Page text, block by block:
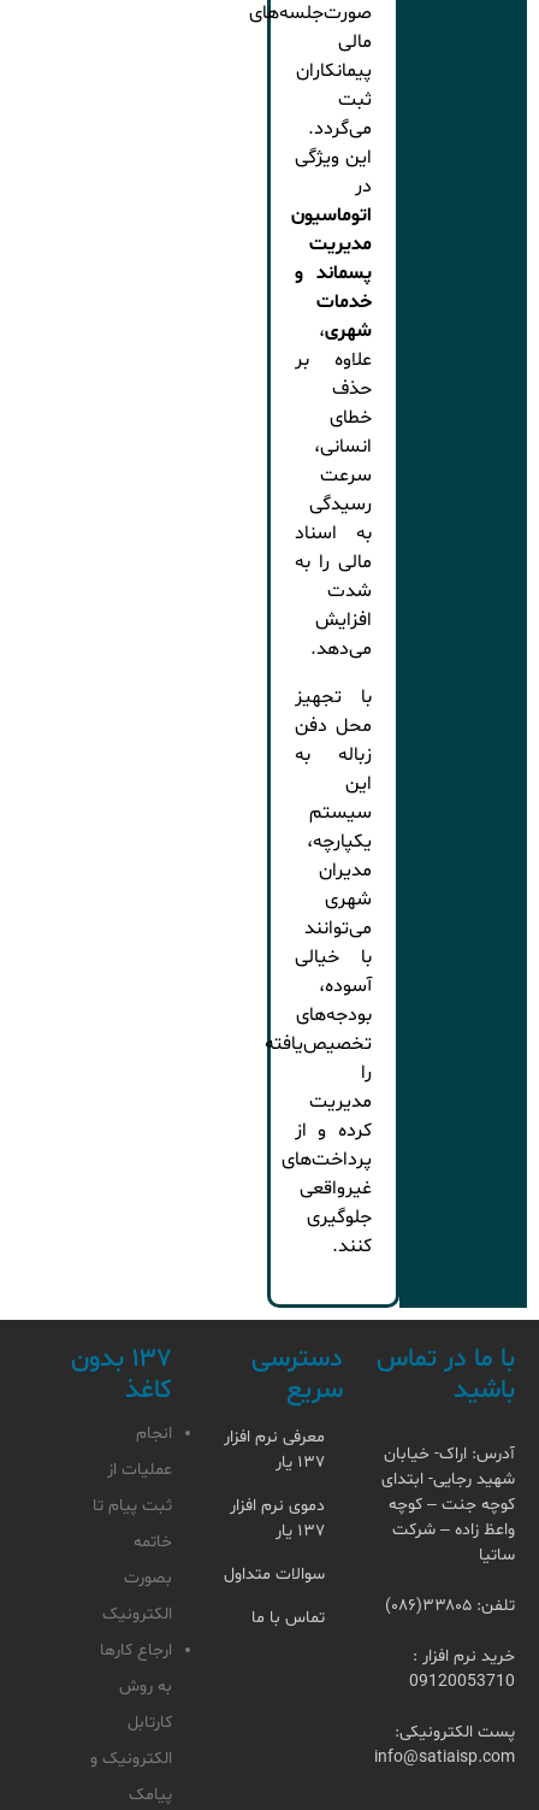
صورت‌جلسه‌های
مالی
پیمانکاران
ثبت
می‌گردد.
این ویژگی
در
اتوماسیون
مدیریت
پسماند و
خدمات
شهری،
علاوه بر
حذف
خطای
انسانی،
سرعت
رسیدگی
به اسناد
مالی را به
شدت
افزایش
می‌دهد.
با تجهیز
محل دفن
زباله به
این
سیستم
یکپارچه،
مدیران
شهری
می‌توانند
با خیالی
آسوده،
بودجه‌های
تخصیص‌یافته
را
مدیریت
کرده و از
پرداخت‌های
غیرواقعی
جلوگیری
کنند.
با ما در تماس
باشید
آدرس: اراک- خیابان
شهید رجایی- ابتدای
کوچه جنت – کوچه
واعظ زاده – شرکت
ساتیا
تلفن: ۳۳۸۰۵(۰۸۶)
خرید نرم افزار :
09120053710
پست الکترونیکی:
info@satiaisp.com
دسترسی
سریع
معرفی نرم افزار
۱۳۷ یار
دموی نرم افزار
۱۳۷ یار
سوالات متداول
تماس با ما
۱۳۷ بدون
کاغذ
انجام
عملیات از
ثبت پیام تا
خاتمه
بصورت
الکترونیک
ارجاع کارها
به روش
کارتابل
الکترونیک و
پیامک